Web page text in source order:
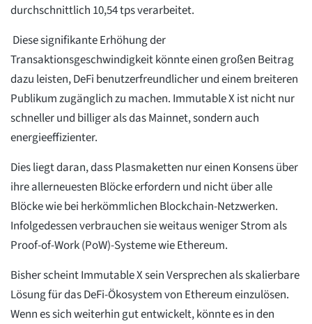
durchschnittlich 10,54 tps verarbeitet.
Diese signifikante Erhöhung der
Transaktionsgeschwindigkeit könnte einen großen Beitrag
dazu leisten, DeFi benutzerfreundlicher und einem breiteren
Publikum zugänglich zu machen. Immutable X ist nicht nur
schneller und billiger als das Mainnet, sondern auch
energieeffizienter.
Dies liegt daran, dass Plasmaketten nur einen Konsens über
ihre allerneuesten Blöcke erfordern und nicht über alle
Blöcke wie bei herkömmlichen Blockchain-Netzwerken.
Infolgedessen verbrauchen sie weitaus weniger Strom als
Proof-of-Work (PoW)-Systeme wie Ethereum.
Bisher scheint Immutable X sein Versprechen als skalierbare
Lösung für das DeFi-Ökosystem von Ethereum einzulösen.
Wenn es sich weiterhin gut entwickelt, könnte es in den